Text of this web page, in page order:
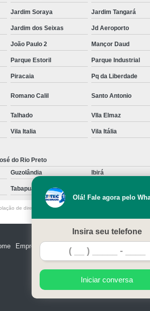
Jardim Soraya Jardim Tangará
Jardim dos Seixas Jd Aeroporto
João Paulo 2 Mançor Daud
Parque Estoril Parque Industrial
Piracaia Pq da Liberdade
Romano Calil Santo Antonio
Talhado VIla Elmaz
Vila Italia Vila Itália
do Rio Preto
Guzolândia Ibirá
Tabapuã
de direito autoral – artigo 184 do Código Penal –
Empresa Serviços
Olá! Fale agora pelo
Insira seu telefone
Iniciar conversa